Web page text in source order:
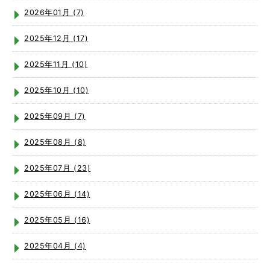
2026年01月 (7)
2025年12月 (17)
2025年11月 (10)
2025年10月 (10)
2025年09月 (7)
2025年08月 (8)
2025年07月 (23)
2025年06月 (14)
2025年05月 (16)
2025年04月 (4)